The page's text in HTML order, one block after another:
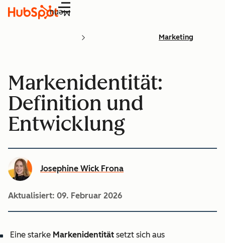
Menü
Marketing
Markenidentität:
Definition und
Entwicklung
Josephine Wick Frona
Aktualisiert: 09. Februar 2026
Eine starke Markenidentität setzt sich aus